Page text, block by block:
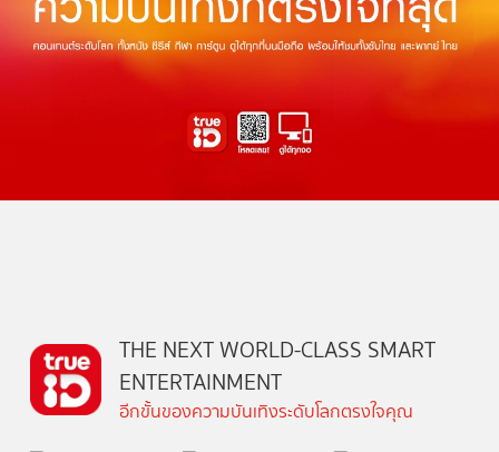
THE NEXT WORLD-CLASS SMART
ENTERTAINMENT
อีกขั้นของความบันเทิงระดับโลกตรงใจคุณ